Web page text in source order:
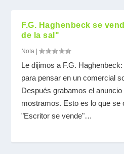
F.G. Haghenbeck se
de la sal"
Nota |
Le dijimos a F.G.
para pensar en un comercial
Después grabamos el anuncio
mostramos. Esto es lo que se
"Escritor se vende"…